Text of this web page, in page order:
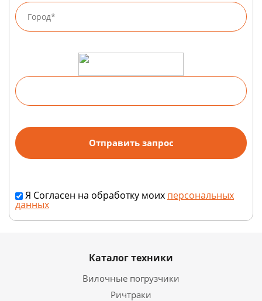
Я Согласен на обработку моих персональных
данных
Каталог техники
Вилочные погрузчики
Ричтраки